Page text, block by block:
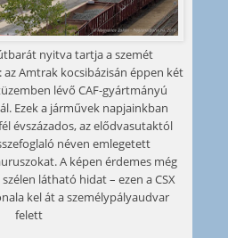
nyitva tartja a szemét
Amtrak kocsibázisán éppen két
lévő CAF-gyártmányú
Ezek a járművek napjainkban
évszázados, az elődvasutaktól
néven emlegetett
A képen érdemes még
látható hidat – ezen a CSX
kel át a személypályaudvar
felett